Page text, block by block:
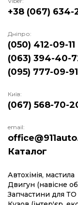
Каталог
Автохімія, мастила
Двигун (навісне
Запчастини для
+38 (067) 634-
Дніпро:
(050) 412-09-11
(063) 394-40-
(095) 777-09-91
Київ:
(067) 568-70-
email: